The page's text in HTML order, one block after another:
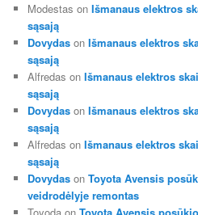
h
Modestas onIšmanaus elektros
sąsają
Dovydas onIšmanaus elektros
sąsają
Alfredas onIšmanaus elektros
sąsają
Dovydas onIšmanaus elektros
sąsają
Alfredas onIšmanaus elektros
sąsają
Dovydas onToyota Avensis
veidrodėlyje remontas